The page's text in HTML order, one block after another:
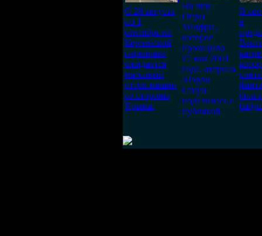
С 28 августа
по 1
сентября на
Керченской
переправе
ожидается
массовый
отток машин
со стороны
Крыма.
На шоу
Опры
Уинфри,
которое
проходило
27 мая 2004
года, актриса
Шэрон
Стоун
поделилась с
публикой
В
в